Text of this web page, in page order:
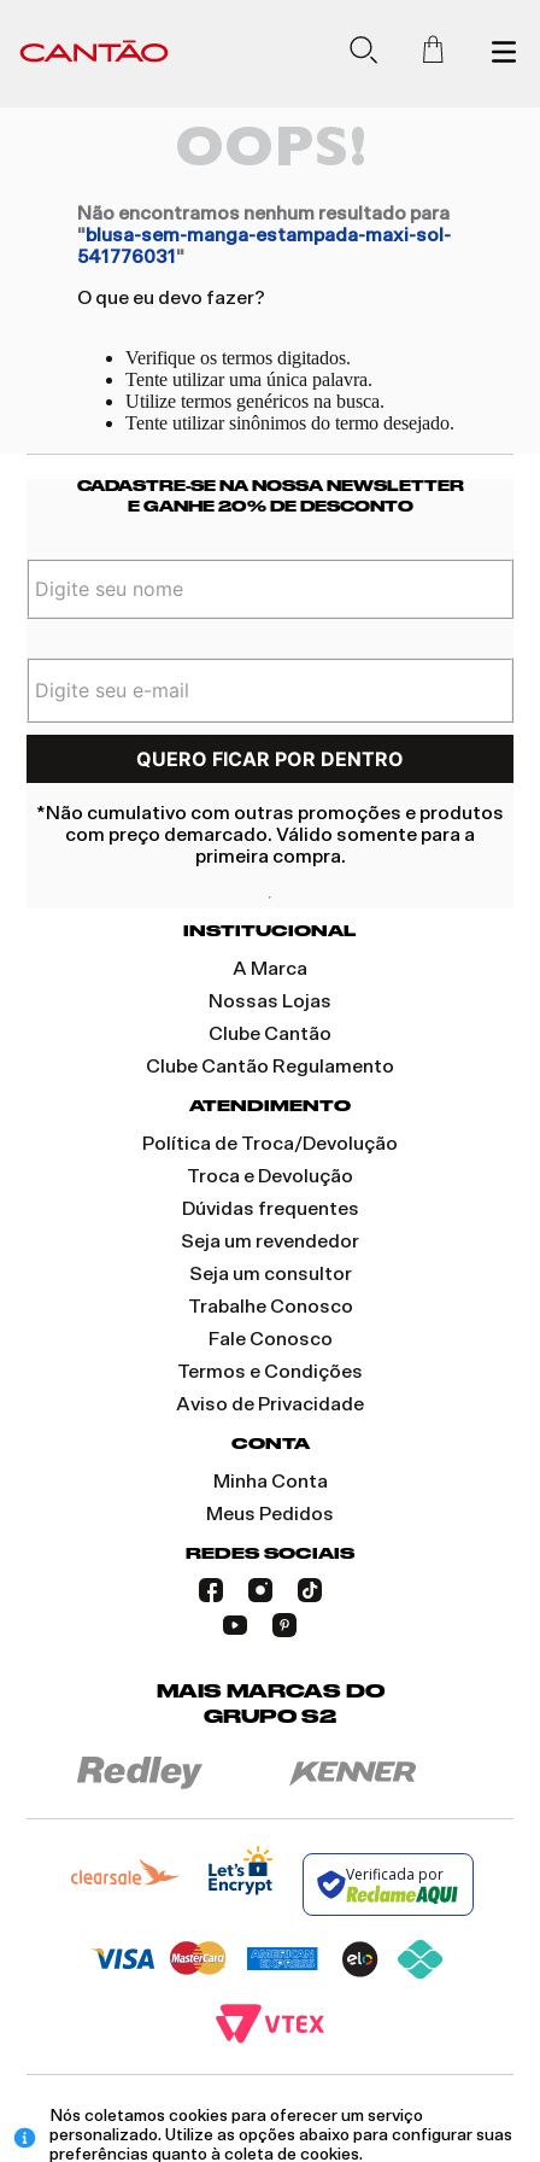
Nós coletamos cookies para oferecer um serviço
personalizado. Utilize as opções abaixo para configurar suas
preferências quanto à coleta de cookies.
OOPS!
Não encontramos nenhum resultado para
"blusa-sem-manga-estampada-maxi-sol-
541776031 "
O que eu devo fazer?
Verifique os termos digitados.
Tente utilizar uma única palavra.
Utilize termos genéricos na busca.
Tente utilizar sinônimos do termo desejado.
CADASTRE-SE NA NOSSA NEWSLETTER
E GANHE 20% DE DESCONTO
*Não cumulativo com outras promoções e produtos
com preço demarcado. Válido somente para a
primeira compra.
INSTITUCIONAL
A Marca
Nossas Lojas
Clube Cantão
Clube Cantão Regulamento
ATENDIMENTO
Política de Troca/Devolução
Troca e Devolução
Dúvidas frequentes
Seja um revendedor
Seja um consultor
Trabalhe Conosco
Fale Conosco
Termos e Condições
Aviso de Privacidade
CONTA
Minha Conta
Meus Pedidos
REDES SOCIAIS
MAIS MARCAS DO
GRUPO S2
Verificada por
12.093.445/0002-23
RUA JUMECY RODRIGUES GOMES, 331 - ANEXO 2 - CENTRO - PIRAÍ - RIO DE
JANEIRO. CEP.: 27.175-000